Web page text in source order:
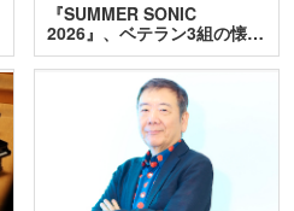
『SUMMER SONIC
2026』、ベテラン3組の懐…